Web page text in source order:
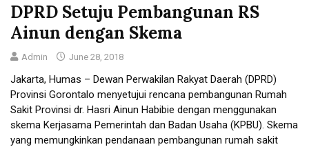
DPRD Setuju Pembangunan RS
Ainun dengan Skema
Admin June 28, 2018
Jakarta, Humas – Dewan Perwakilan Rakyat Daerah (DPRD)
Provinsi Gorontalo menyetujui rencana pembangunan Rumah
Sakit Provinsi dr. Hasri Ainun Habibie dengan menggunakan
skema Kerjasama Pemerintah dan Badan Usaha (KPBU). Skema
yang memungkinkan pendanaan pembangunan rumah sakit